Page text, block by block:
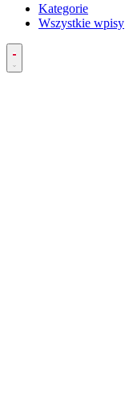
Kategorie
Wszystkie wpisy